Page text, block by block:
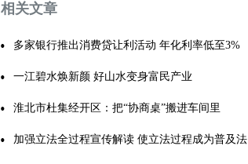
相关文章
多家银行推出消费贷让利活动 年化利率低至3%
一江碧水焕新颜 好山水变身富民产业
淮北市杜集经开区：把“协商桌”搬进车间里
加强立法全过程宣传解读 使立法过程成为普及法